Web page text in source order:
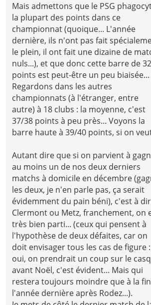
Mais admettons que le PSG
la plupart des points dans ce
championnat (quoique... L'année
dernière, ils n'ont pas fait
le plein, il ont fait une dizaine de
nuls...), et que donc cette barre de 32
points est peut-être un peu biaisée...
Regardons dans les autres
championnats (à l'étranger, entre
autre) à 18 clubs : la moyenne, c'est
37/38 points à peu près... Voyons la
barre haute à 39/40 points, si on
Autant dire que si on parvient à
au moins un de nos deux derniers
matchs à domicile en décembre
les deux, je n'en parle pas, ça serait
évidemment du pain béni), c'est à
Clermont ou Metz, franchement, on
très bien parti... (ceux qui pensent à
l'hypothèse de deux défaites, car on
doit envisager tous les cas de figure :
oui, on prendrait un coup sur le
avant Noël, c'est évident... Mais qui
restera toujours moindre que à la
l'année dernière après Rodez...).